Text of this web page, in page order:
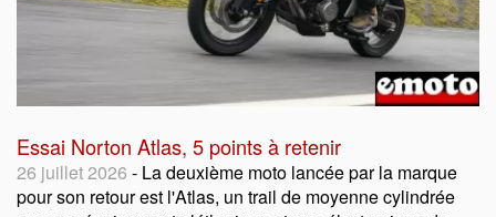
Essai Norton Atlas, 5 points à retenir
26 juillet 2026 - La deuxième moto lancée par la marque
pour son retour est l'Atlas, un trail de moyenne cylindrée